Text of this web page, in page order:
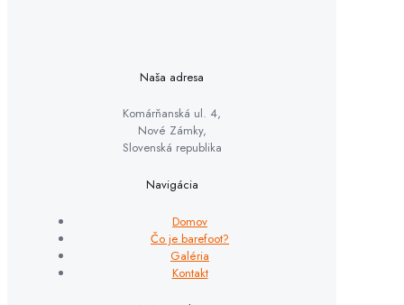
Naša adresa
Komárňanská ul. 4,
Nové Zámky,
Slovenská republika
Navigácia
Domov
Čo je barefoot?
Galéria
Kontakt